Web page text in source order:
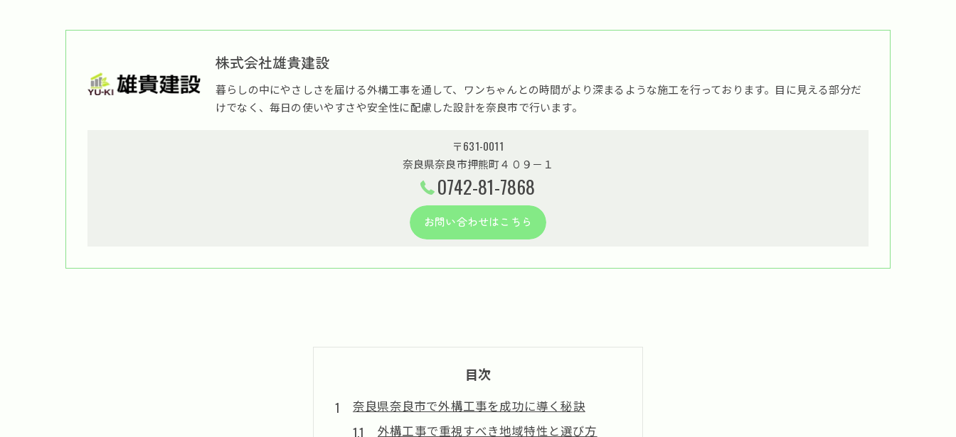
株式会社雄貴建設
暮らしの中にやさしさを届ける外構工事を通して、ワンちゃんとの時間がより深まるような施工を行っております。目に見える部分だ
けでなく、毎日の使いやすさや安全性に配慮した設計を奈良市で行います。
〒631-0011
奈良県奈良市押熊町４０９－１
0742-81-7868
お問い合わせはこちら
目次
奈良県奈良市で外構工事を成功に導く秘訣
外構工事で重視すべき地域特性と選び方